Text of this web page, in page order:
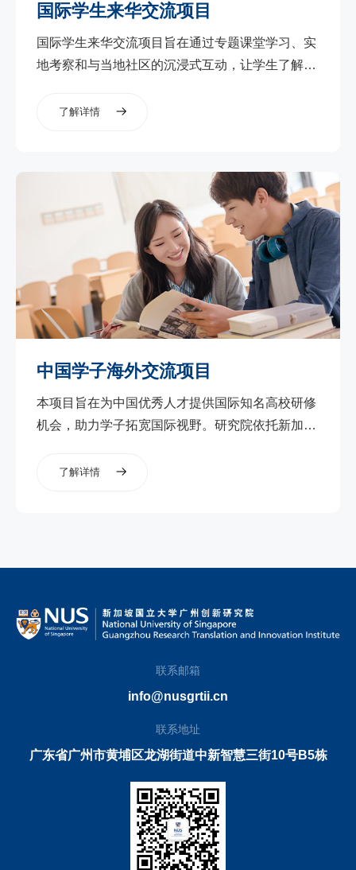
国际学生来华交流项目
国际学生来华交流项目旨在通过专题课堂学习、实
地考察和与当地社区的沉浸式互动，让学生了解新
了解详情
中国学子海外交流项目
本项目旨在为中国优秀人才提供国际知名高校研修
机会，助力学子拓宽国际视野。研究院依托新加坡
员了解重点领域的关键技术和发展趋势。课程采
了解详情
联系邮箱
info@nusgrtii.cn
联系地址
广东省广州市黄埔区龙湖街道中新智慧三街10号B5栋